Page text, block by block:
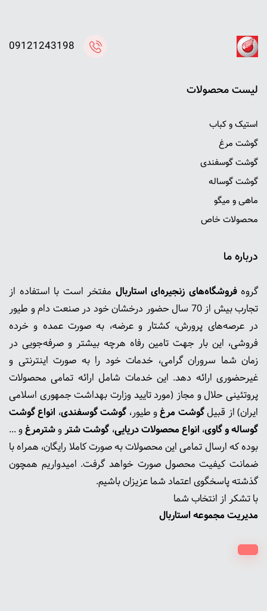
ليست محصولات
استیک و کباب
گوشت مرغ
گوشت گوسفندی
گوشت گوساله
ماهی و میگو
محصولات خاص
درباره ما
گروهفروشگاه‌های زنجیره‌ای استاربال مفتخر است با استفاده از
تجارب بیش از 70 سال حضور درخشان خود در صنعت دام و طیور
در عرصه‌های پرورش، کشتار و عرضه، به صورت عمده و خرده
فروشی، این بار جهت تامین رفاه هرچه بیشتر و صرفه‌جویی در
زمان شما سروران گرامی، خدمات خود را به صورت اینترنتی و
غیرحضوری ارائه دهد. این خدمات شامل ارائه تمامی محصولات
پروتئینی حلال و مجاز (مورد تایید وزارت بهداشت جمهوری اسلامی
ایران) از قبیلگوشت‌ مرغو طیور، گوشت گوسفندی، انواع گوشت
گوساله و گاوی، انواع محصولات دریایی، گوشت شتروشترمرغو ...
بوده که ارسال تمامی این محصولات به صورت کاملا رایگان، همراه با
ضمانت کیفیت محصول صورت خواهد گرفت. امیدواریم همچون
گذشته پاسخگوی اعتماد شما عزیزان باشیم.
با تشکر از انتخاب شما
مدیریت مجموعه استاربال